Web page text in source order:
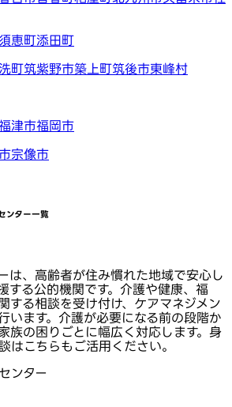
須恵町添田町
町筑紫野市築上町筑後市東峰村
津市福岡市
宗像市
ンター一覧
は、高齢者が住み慣れた地域で安心し
する公的機関です。介護や健康、福
する相談を受け付け、ケアマネジメン
います。介護が必要になる前の段階か
族の困りごとに幅広く対応します。身
はこちらもご活用ください。
ンター